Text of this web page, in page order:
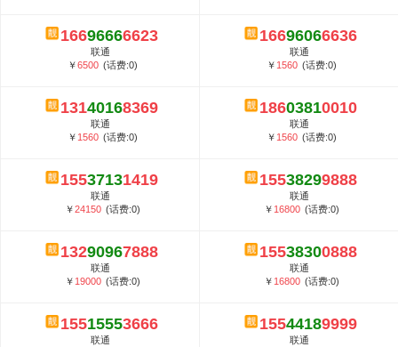
16696666623
联通
￥6500 (话费:0)
16696066636
联通
￥ 1560 (话费:0)
13140168369
联通
￥ 1560 (话费:0)
18603810010
联通
￥ 1560 (话费:0)
15537131419
联通
￥24150 (话费:0)
15538299888
联通
￥ 16800 (话费:0)
13290967888
联通
￥ 19000 (话费:0)
15538300888
联通
￥ 16800 (话费:0)
15515553666
联通
15544189999
联通